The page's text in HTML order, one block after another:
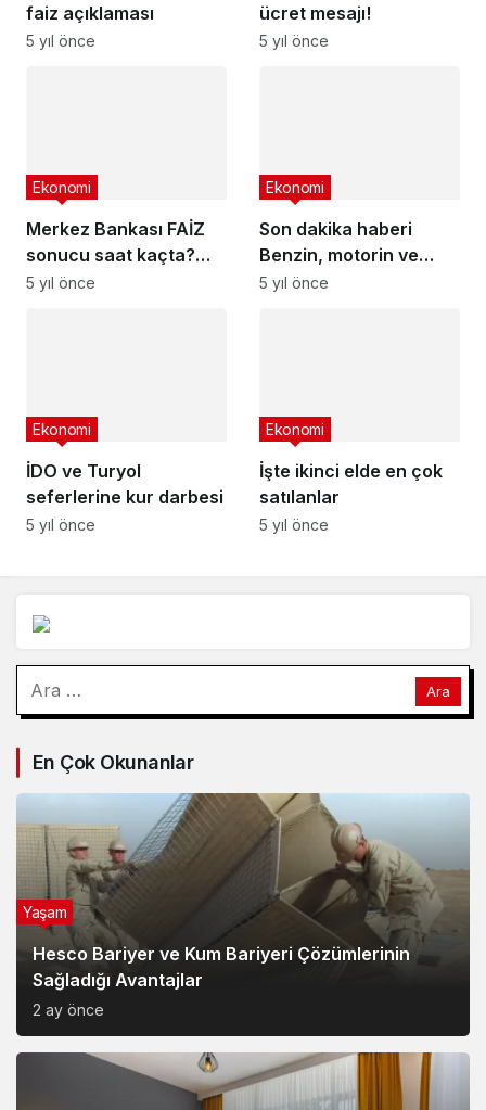
faiz açıklaması
5 yıl önce
ücret mesajı!
5 yıl önce
Merkez Bankası FAİZ
sonucu saat kaçta?
Faizler düşecek mi? MB
Ekonomi
5 yıl önce
Son dakika haberi
Benzin, motorin ve
otogaza dolar zammı
Ekonomi
5 yıl önce
İDO ve Turyol
seferlerine kur darbesi
Ekonomi
5 yıl önce
İşte ikinci elde en çok
satılanlar
Ekonomi
5 yıl önce
En Çok Okunanlar
Hesco Bariyer ve Kum Bariyeri Çözümlerinin
Sağladığı Avantajlar
2 ay önce
Yaşam